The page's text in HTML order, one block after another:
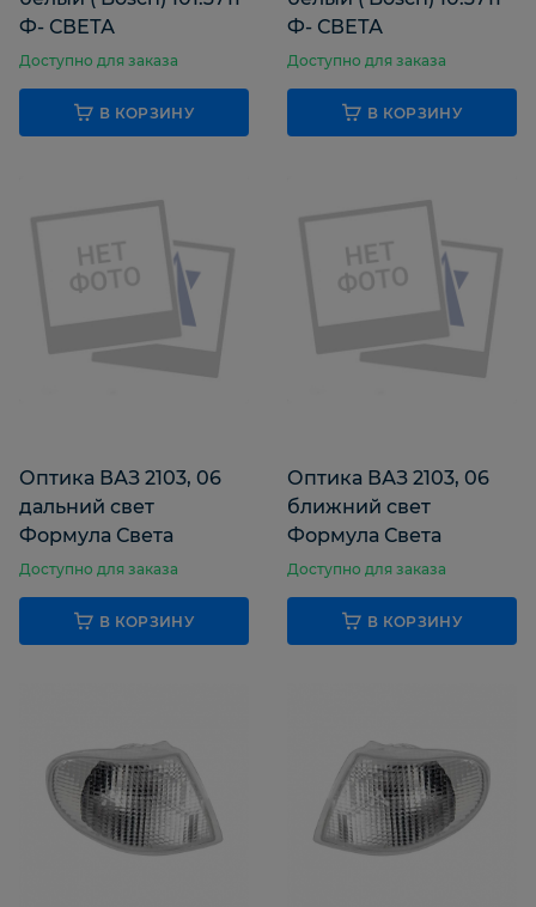
Ф- СВЕТА
Доступно для заказа
В КОРЗИНУ
Ф- СВЕТА
Доступно для заказа
В КОРЗИНУ
Оптика ВАЗ 2103, 06
дальний свет
Формула Света
Доступно для заказа
В КОРЗИНУ
Оптика ВАЗ 2103, 06
ближний свет
Формула Света
Доступно для заказа
В КОРЗИНУ